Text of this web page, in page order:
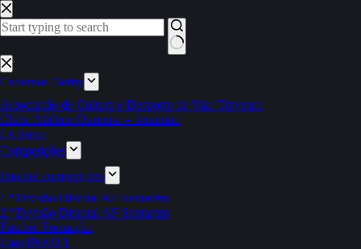
Pular
para
o
Sem
resultados
Cadernos Derby
Associação de Cultura e Desporto de Vale Travesso
Clube Atlético Ouriense – feminino
Ciclismo
Competições
Futebol competições
1.ª Divisão Distrital AF Santarém
2.ª Divisão Distrital AF Santarém
Futebol Formação
Liga INATEL